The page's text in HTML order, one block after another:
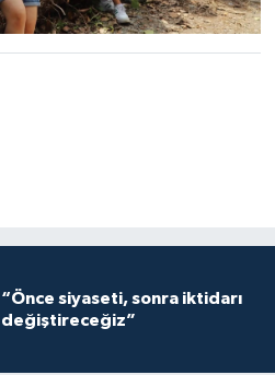
“Önce siyaseti, sonra iktidarı
değiştireceğiz”